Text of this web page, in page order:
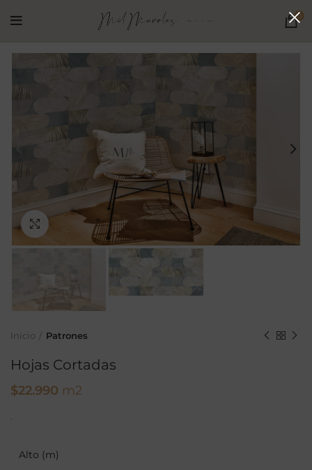
0
Ampliar
Inicio Patrones
Hojas Cortadas
$22.990 m2
.
Alto (m)